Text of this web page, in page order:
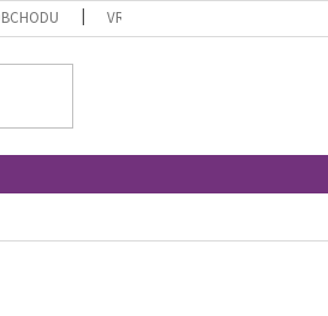
VRÁTENIE A REKLAMÁCIA